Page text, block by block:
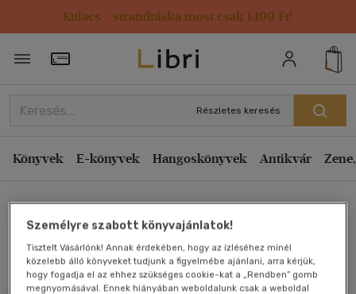
Kulacs / strandtáska most csak 1499 Ft!
Törzsvásárlói Kártya adatai
Részletes keresés
Könyvek E-könyvek Hangoskönyvek Antikvár
Művei
Rendezés
Kiadás éve szerint csökkenő
Ár szerint csökkenő
Eladott darabszám szerint csökkenő
Eladott darabszám szerint növekvő
Cím szerint A-Z
Szerző szerint A-Z
Személyre szabott könyvajánlatok!
Tisztelt Vásárlónk! Annak érdekében, hogy az ízléséhez minél
közelebb álló könyveket tudjunk a figyelmébe ajánlani, arra kérjük,
hogy fogadja el az ehhez szükséges cookie-kat a „Rendben” gomb
megnyomásával. Ennek hiányában weboldalunk csak a weboldal